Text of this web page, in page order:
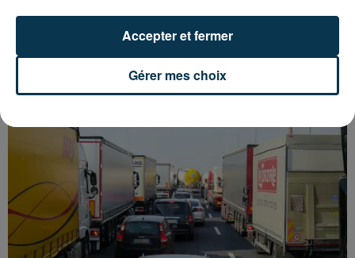
L’ASSE RÉDUIT FACE À SOCHAUX, UNE
PREMIÈRE VICTOIRE POUR NOS VERTS ?
Gérer mes choix
Accepter et fermer